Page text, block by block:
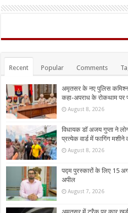
Recent Popular Comments
अमृतसर के नए पुलिस
कहा-अपराध के रोकथाम
August 8, 2026
विधायक डॉ अजय गुप्ता ने
प्रत्येक वार्ड में फागिंग मशीने
August 8, 2026
पद्म पुरस्कारों के लिए 15
अपील
August 7, 2026